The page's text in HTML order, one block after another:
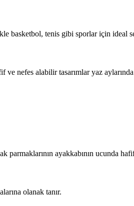
basketbol, tenis gibi sporlar için ideal
ve nefes alabilir tasarımlar yaz
ayakkabının ucunda
olanak tanır.